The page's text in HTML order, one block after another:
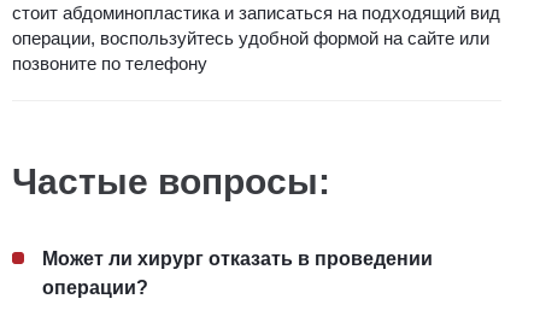
стоит абдоминопластика и записаться на подходящий вид
операции, воспользуйтесь удобной формой на сайте или
позвоните по телефону
Частые вопросы:
Может ли хирург отказать в проведении
операции?